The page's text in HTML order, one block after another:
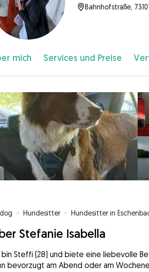
Bahnhofstraße,
mich Services und Preise
» Hundesitter » Hundesitter in
Stefanie Isabella
bin Steffi (28) und biete eine liebevolle
bevorzugt am Abend oder am